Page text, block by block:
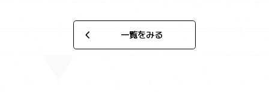
一覧をみる